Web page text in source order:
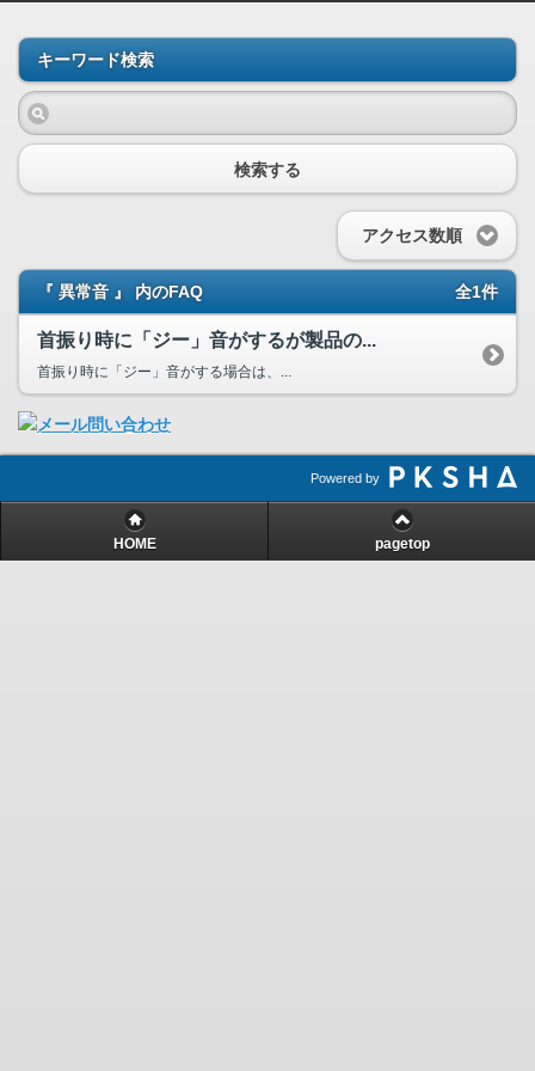
キーワード検索
検索する
アクセス数順
『 異常音 』 内のFAQ 全1件
首振り時に「ジー」音がするが製品の...
首振り時に「ジー」音がする場合は、...
Powered by
HOME pagetop